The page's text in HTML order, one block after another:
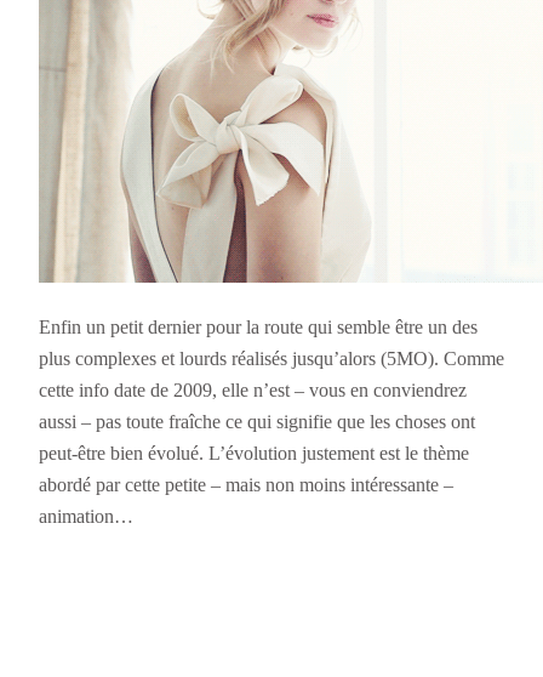
Enfin un petit dernier pour la route qui semble être un des
plus complexes et lourds réalisés jusqu’alors (5MO). Comme
cette info date de 2009, elle n’est – vous en conviendrez
aussi – pas toute fraîche ce qui signifie que les choses ont
peut-être bien évolué. L’évolution justement est le thème
abordé par cette petite – mais non moins intéressante –
animation…